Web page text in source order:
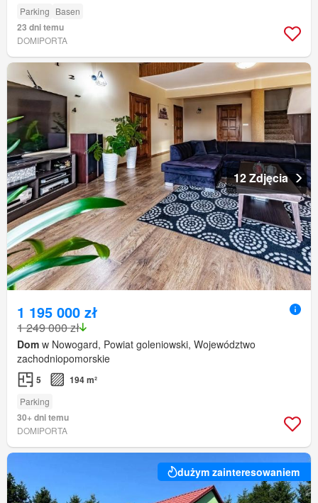
Parking Basen
23 dni temu
DOMIPORTA
12 Zdjęcia
1 195 000 zł
1 249 000 zł
Dom w Nowogard, Powiat goleniowski, Województwo
zachodniopomorskie
5 194 m²
Parking
30+ dni temu
DOMIPORTA
dużym zainteresowaniem